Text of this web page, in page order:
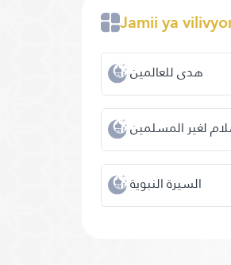
Jamii ya
هدى للعالمين
لغير المسلمين
السيرة النبوية